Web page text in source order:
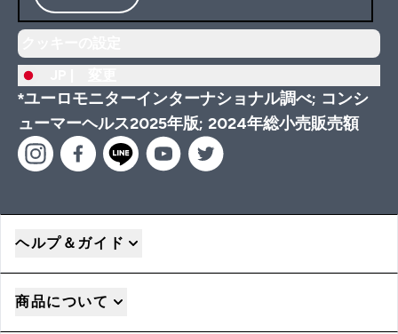
*ユーロモニターインターナショナル調べ; コンシ
ューマーヘルス2025年版; 2024年総小売販売額
ヘルプ＆ガイド
商品について